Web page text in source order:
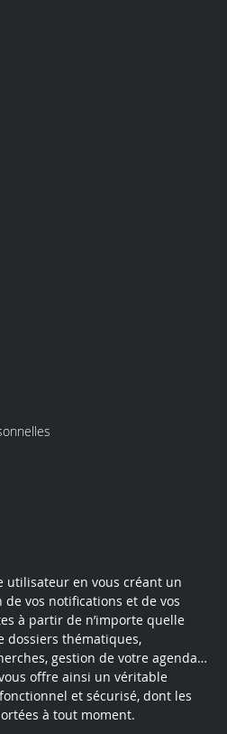
utilisateur en vous créant un
vos notifications et de vos
à partir de n’importe quelle
dossiers thématiques,
gestion de votre agenda…
offre ainsi un véritable
et sécurisé, dont les
à tout moment.